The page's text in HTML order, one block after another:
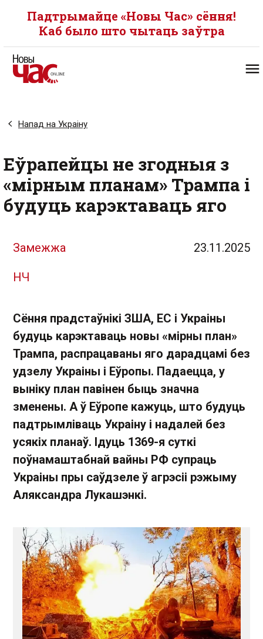
Падтрымайце «Новы Час» сёння!
Каб было што чытаць заўтра
Напад на Украіну
Еўрапейцы не згодныя з
«мірным планам» Трампа і
будуць карэктаваць яго
Замежжа 23.11.2025
НЧ
Сёння прадстаўнікі ЗША, ЕС і Украіны
будуць карэктаваць новы «мірны план»
Трампа, распрацаваны яго дарадцамі без
удзелу Украіны і Еўропы. Падаецца, у
выніку план павінен быць значна
зменены. А ў Еўропе кажуць, што будуць
падтрымліваць Украіну і надалей без
усякіх планаў. Ідуць 1369-я суткі
поўнамаштабнай вайны РФ супраць
Украіны пры саўдзеле ў агрэсіі рэжыму
Аляксандра Лукашэнкі.